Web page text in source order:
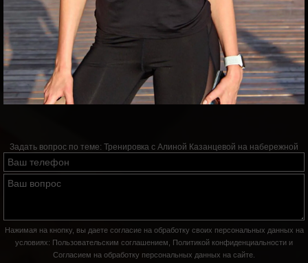
Задать вопрос по теме: Тренировка с Алиной Казанцевой на набережной
Нажимая на кнопку, вы даете согласие на обработку своих персональных данных на
условиях: Пользовательским соглашением Политикой конфиденциальности и
Согласием на обработку персональных данных на сайте